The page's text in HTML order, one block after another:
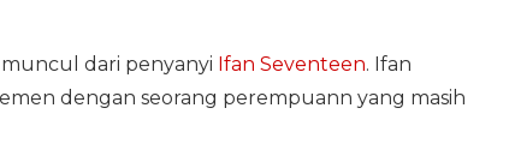
dari penyanyi Ifan Seventeen. Ifan
dengan seorang perempuann yang masih